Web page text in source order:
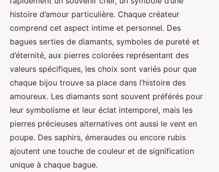
histoire d’amour particulière. Chaque créateur
comprend cet aspect intime et personnel. Des
bagues serties de diamants, symboles de pureté et
d’éternité, aux pierres colorées représentant des
valeurs spécifiques, les choix sont variés pour que
chaque bijou trouve sa place dans l’histoire des
amoureux. Les diamants sont souvent préférés pour
leur symbolisme et leur éclat intemporel, mais les
pierres précieuses alternatives ont aussi le vent en
poupe. Des saphirs, émeraudes ou encore rubis
ajoutent une touche de couleur et de signification
unique à chaque bague.